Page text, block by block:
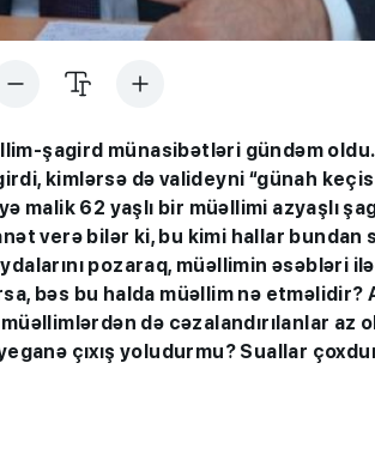
şagird münasibətləri gündəm oldu.
kimlərsə də valideyni “günah
malik 62 yaşlı bir müəllimi azyaşlı
verə bilər ki, bu kimi hallar bundan
pozaraq, müəllimin əsəbləri
bəs bu halda müəllim nə etməlidir?
də cəzalandırılanlar az
çıxış yoludurmu? Suallar